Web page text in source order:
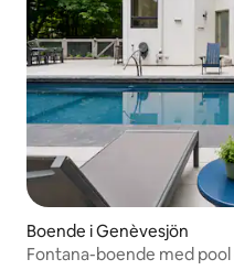
Boende i Genèvesjön
Fontana-boende med